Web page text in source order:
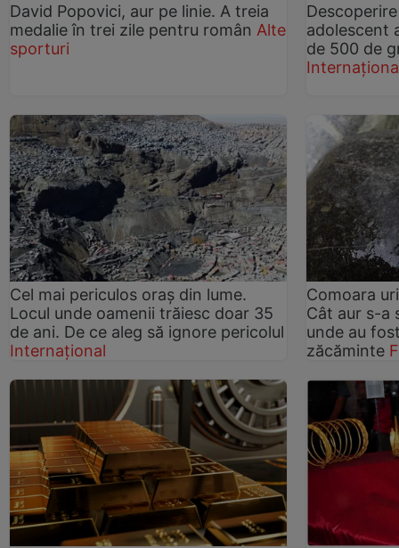
David Popovici, aur pe linie. A treia
medalie în trei zile pentru român Alte
sporturi
adolescent
de 500 de
Cel mai periculos oraș din lume.
Locul unde oamenii trăiesc doar 35
de ani. De ce aleg să ignore pericolul
Internațional
Comoara
Cât aur s-a
unde au
zăcăminte